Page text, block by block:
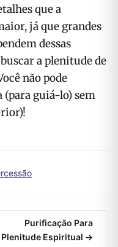
que a
já que grandes
dessas
a plenitude de
não pode
guiá-lo) sem
Purificação Para
Plenitude Espiritual →